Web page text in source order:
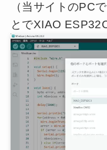
（当サイトのPC
とでXIAO